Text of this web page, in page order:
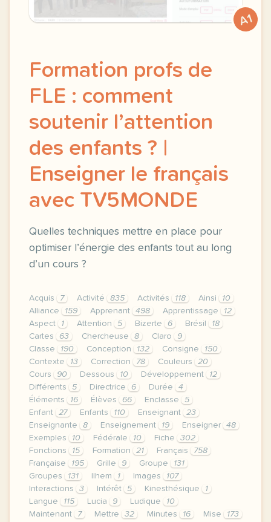
A1
Formation profs de
FLE : comment
soutenir l’attention
des enfants ? |
Enseigner le français
avec TV5MONDE
Quelles techniques mettre en place pour
optimiser l’énergie des enfants tout au long
d’un cours ?
Acquis 7 Activité 835 Activités 118 Ainsi
10
Alliance
159 Apprenant 498 Apprentissage
12
Aspect
1 Attention 5 Bizerte 6 Brésil
18
Cartes
63 Chercheuse 8 Claro
9
Classe
190 Conception 132 Consigne
150
Contexte
13 Correction 78 Couleurs
20
Cours
90 Dessous 10 Développement
12
Différents
5 Directrice 6 Durée
4
Éléments
16 Élèves 66 Enclasse
5
Enfant
27 Enfants 110 Enseignant
23
Enseignante
8 Enseignement 19 Enseigner
48
Exemples
10 Fédérale 10 Fiche
302
Fonctions
15 Formation 21 Français
758
Française
195 Grille 9 Groupe
131
Groupes
131 Ilhem 1 Images
107
Interactions
3 Intérêt 5 Kinesthésique
1
Langue
115 Lucia 9 Ludique
10
Maintenant
7 Mettre 32 Minutes 16 Mise 173